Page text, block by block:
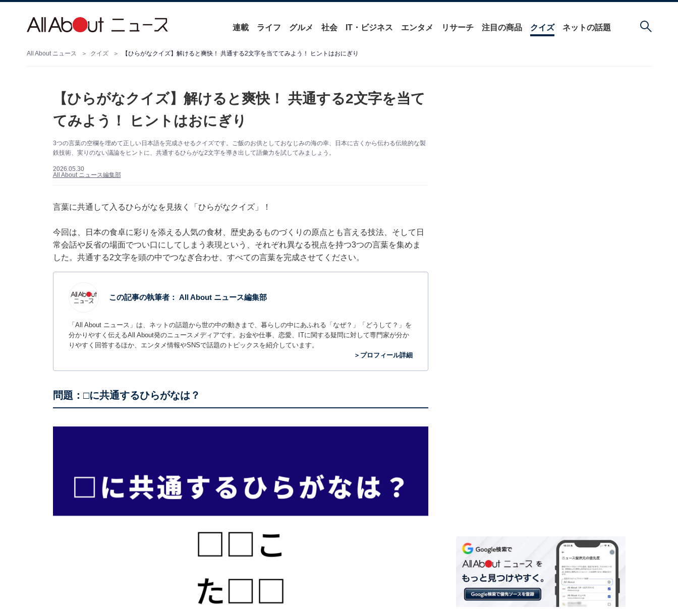
連載 ライフ グルメ 社会 IT・ビジネス エンタメ リサーチ 注目の商品 クイズ ネットの話題
All About ニュース クイズ 【ひらがなクイズ】解けると爽快！ 共通する2文字を当ててみよう！ ヒントはおにぎり
【ひらがなクイズ】解けると爽快！ 共通する2文字を当て
てみよう！ ヒントはおにぎり
3つの言葉の空欄を埋めて正しい日本語を完成させるクイズです。ご飯のお供としておなじみの海の幸、日本に古くから伝わる伝統的な製
鉄技術、実りのない議論をヒントに、共通するひらがな2文字を導き出して語彙力を試してみましょう。
2026.05.30
All About ニュース編集部
言葉に共通して入るひらがなを見抜く「ひらがなクイズ」！
今回は、日本の食卓に彩りを添える人気の食材、歴史あるものづくりの原点とも言える技法、そして日
常会話や反省の場面でつい口にしてしまう表現という、それぞれ異なる視点を持つ3つの言葉を集めま
した。共通する2文字を頭の中でつなぎ合わせ、すべての言葉を完成させてください。
この記事の執筆者： All About ニュース編集部
「All About ニュース」は、ネットの話題から世の中の動きまで、暮らしの中にあふれる「なぜ？」「どうして？」を
分かりやすく伝えるAll About発のニュースメディアです。お金や仕事、恋愛、ITに関する疑問に対して専門家が分か
りやすく回答するほか、エンタメ情報やSNSで話題のトピックスを紹介しています。
＞プロフィール詳細
問題：□に共通するひらがなは？